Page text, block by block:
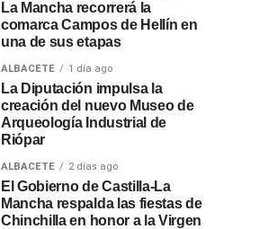
La Mancha recorrerá la
comarca Campos de Hellín en
una de sus etapas
ALBACETE 1 día ago
La Diputación impulsa la
creación del nuevo Museo de
Arqueología Industrial de
Riópar
ALBACETE 2 días ago
El Gobierno de Castilla-La
Mancha respalda las fiestas de
Chinchilla en honor a la Virgen